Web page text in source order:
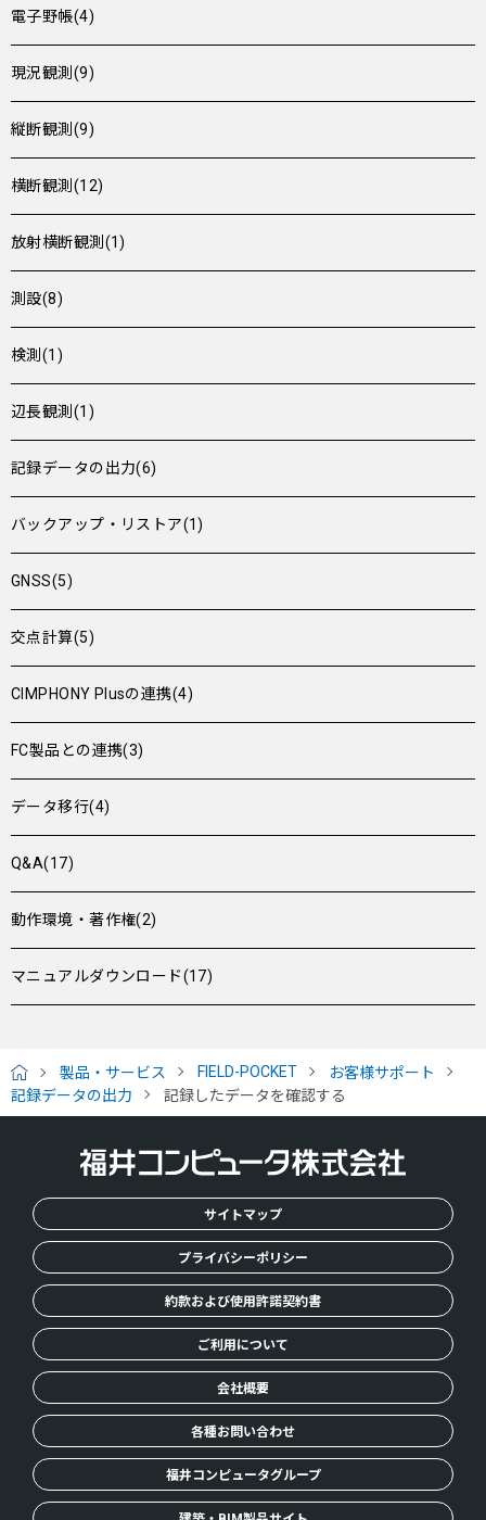
電子野帳(4)
現況観測(9)
縦断観測(9)
横断観測(12)
放射横断観測(1)
測設(8)
検測(1)
辺長観測(1)
記録データの出力(6)
バックアップ・リストア(1)
GNSS(5)
交点計算(5)
CIMPHONY Plusの連携(4)
FC製品との連携(3)
データ移行(4)
Q&A(17)
動作環境・著作権(2)
マニュアルダウンロード(17)
H
O
製品・サービス FIELD-POCKET
お客様サポート
記録データの出力
記録したデータを確認する
サイトマップ
プライバシーポリシー
約款および使用許諾契約書
ご利用について
会社概要
各種お問い合わせ
福井コンピュータグループ